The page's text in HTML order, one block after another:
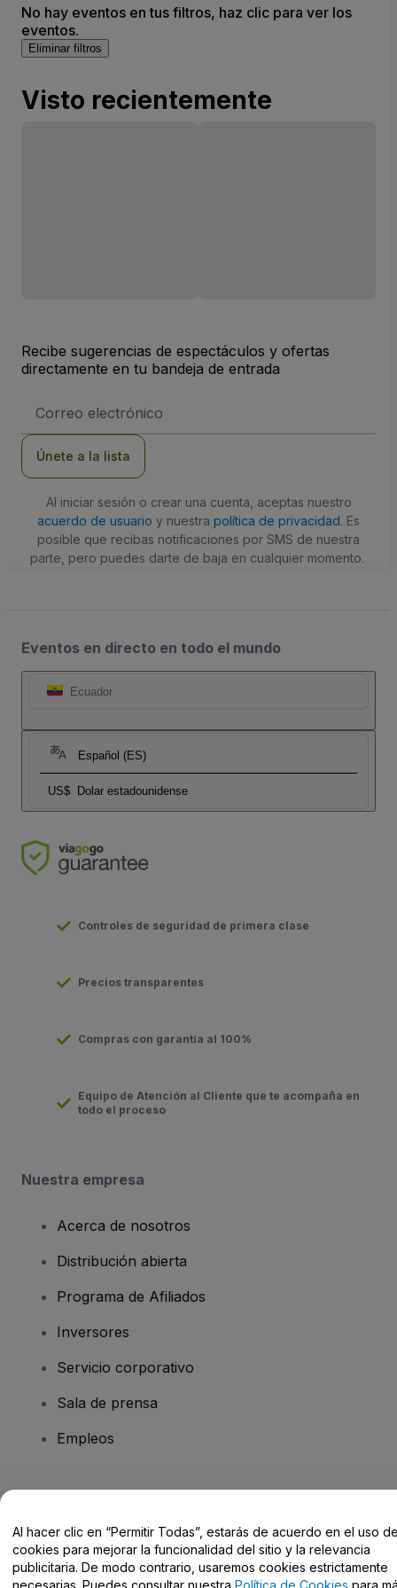
No hay eventos en tus filtros, haz clic para ver los
eventos.
Eliminar filtros
Visto recientemente
Recibe sugerencias de espectáculos y ofertas
directamente en tu bandeja de entrada
de
Únete a la lista
Al iniciar sesión o crear una cuenta, aceptas nuestro
acuerdo de usuario y nuestra política de privacidad. Es
posible que recibas notificaciones por SMS de nuestra
parte, pero puedes darte de baja en cualquier momento.
Eventos en directo en todo el mundo
Ecuador
Español (ES)
US$ Dolar estadounidense
Controles de seguridad de primera clase
Precios transparentes
Compras con garantía al 100%
Equipo de Atención al Cliente que te acompaña en
todo el proceso
Nuestra empresa
Acerca de nosotros
Distribución abierta
Programa de Afiliados
Inversores
Servicio corporativo
Sala de prensa
Empleos
Centro de Ayuda / Contacto
Al hacer clic en “Permitir Todas”, estarás de acuerdo en el uso
cookies para mejorar la funcionalidad del sitio y la relevancia
publicitaria. De modo contrario, usaremos cookies estrictamente
necesarias. Puedes consultar nuestra Política de Cookies para